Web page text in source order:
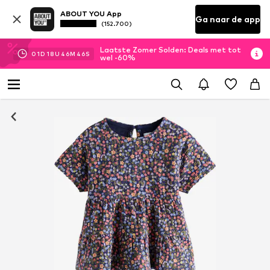
ABOUT YOU App
(152.700) Ga naar de app
01D 18U 46M 46S
Laatste Zomer Solden: Deals met tot
wel -60%